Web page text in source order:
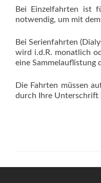
Bei Einzelfahrten ist
notwendig, um mit
Bei Serienfahrten
wird i.d.R. monatlich
eine Sammelauflistung
Die Fahrten müssen
durch Ihre Unterschrift